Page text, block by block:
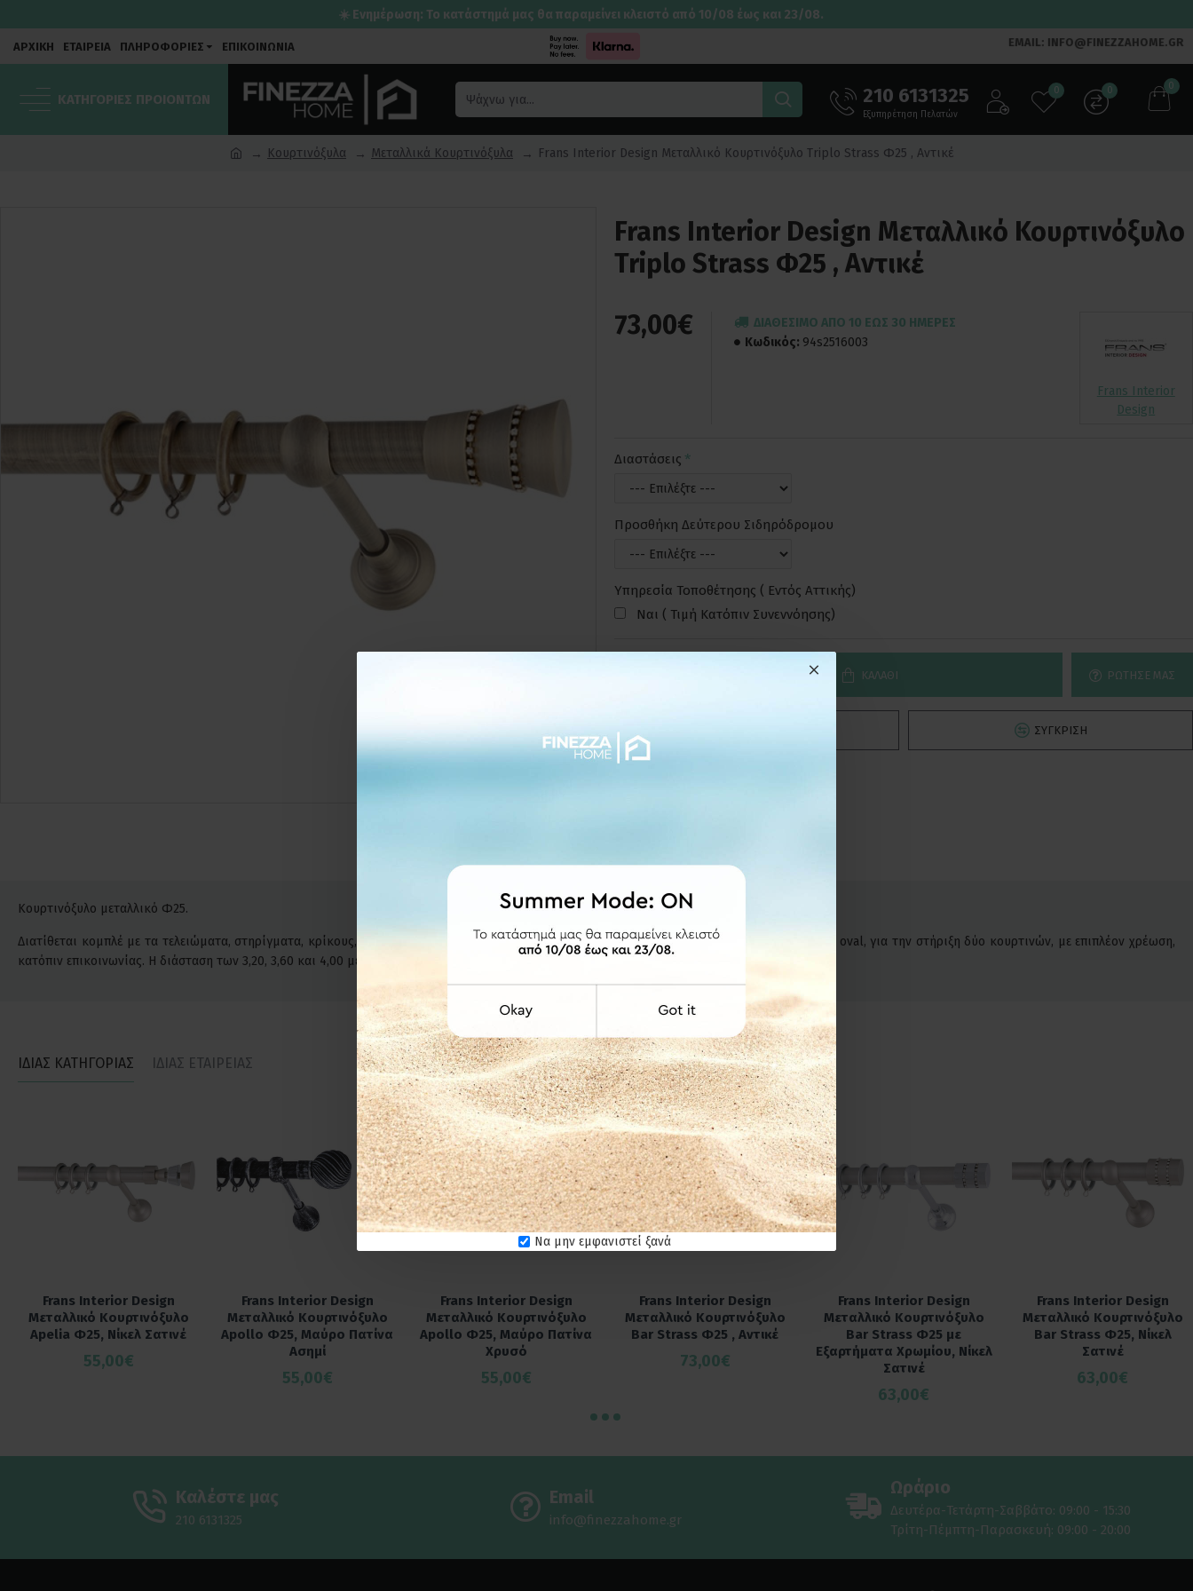
Να μην εμφανιστεί ξανά
☀️ Ενημέρωση: Το κατάστημά μας θα παραμείνει κλειστό από 10/08 έως και 23/08.
ΑΡΧΙΚΗ ΕΤΑΙΡΕΙΑ ΠΛΗΡΟΦΟΡΙΕΣ ΕΠΙΚΟΙΝΩΝΙΑ EMAIL: INFO@FINEZZAHOME.GR
ΚΑΤΗΓΟΡΙΕΣ ΠΡΟΙΟΝΤΩΝ 210 6131325
Εξυπηρέτηση Πελατών
0 0 0
Κουρτινόξυλα Μεταλλικά Κουρτινόξυλα Frans Interior Design Μεταλλικό Κουρτινόξυλο Triplo Strass Φ25 , Αντικέ
Frans Interior Design Μεταλλικό Κουρτινόξυλο
Triplo Strass Φ25 , Αντικέ
73,00€
ΔΙΑΘΈΣΙΜΟ ΑΠΌ 10 ΈΩΣ 30 ΗΜΈΡΕΣ
Κωδικός: 94s2516003
Frans Interior
Design
Διαστάσεις
Προσθήκη Δεύτερου Σιδηρόδρομου
Υπηρεσία Τοποθέτησης ( Εντός Αττικής)
Ναι ( Τιμή Κατόπιν Συνεννόησης)
ΚΑΛΆΘΙ ΡΏΤΗΣΕ ΜΑΣ
ΣΎΓΚΡΙΣΗ
Κουρτινόξυλο μεταλλικό Φ25.
Διατίθεται κομπλέ με τα τελειώματα, στηρίγματα, κρίκους, βίδες και ούπα. Δυνατότητα διάθεσης και με δεύτερο σωλήνα Φ20 ή σιδηρόδρομο oval, για την στήριξη δύο κουρτινών, με επιπλέον χρέωση,
κατόπιν επικοινωνίας. Η διάσταση των 3,20, 3,60 και 4,00 μέτρων περιλαμβάνει ενδιάμεσο στήριγμα. Οι τιμές συμπεριλαμβάνουν ΦΠΑ.
ΙΔΙΑΣ ΚΑΤΗΓΟΡΙΑΣ ΙΔΙΑΣ ΕΤΑΙΡΕΙΑΣ
Frans Interior Design
Μεταλλικό Κουρτινόξυλο
Apelia Φ25, Νίκελ Σατινέ
55,00€
Frans Interior Design
Μεταλλικό Κουρτινόξυλο
Apollo Φ25, Μαύρο Πατίνα
Ασημί
55,00€
Frans Interior Design
Μεταλλικό Κουρτινόξυλο
Apollo Φ25, Μαύρο Πατίνα
Χρυσό
55,00€
Frans Interior Design
Μεταλλικό Κουρτινόξυλο
Bar Strass Φ25 , Αντικέ
73,00€
Frans Interior Design
Μεταλλικό Κουρτινόξυλο
Bar Strass Φ25 με
Εξαρτήματα Χρωμίου, Νίκελ
Σατινέ
63,00€
Frans Interior Design
Μεταλλικό Κουρτινόξυλο
Bar Strass Φ25, Νίκελ
Σατινέ
63,00€
Καλέστε μας
210 6131325
Email
info@finezzahome.gr
Ωράριο
Δευτέρα-Τετάρτη-Σαββάτο: 09:00 - 15:30
Τρίτη-Πέμπτη-Παρασκευή: 09:00 - 20:00